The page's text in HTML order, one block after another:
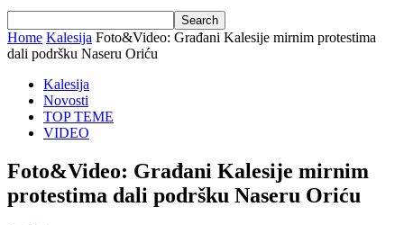
Home Kalesija Foto&Video: Građani Kalesije mirnim protestima
dali podršku Naseru Oriću
Kalesija
Novosti
TOP TEME
VIDEO
Foto&Video: Građani Kalesije mirnim
protestima dali podršku Naseru Oriću